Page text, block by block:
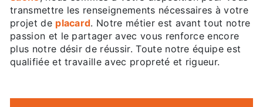
transmettre les renseignements nécessaires à votre
projet de placard. Notre métier est avant tout notre
passion et le partager avec vous renforce encore
plus notre désir de réussir. Toute notre équipe est
qualifiée et travaille avec propreté et rigueur.